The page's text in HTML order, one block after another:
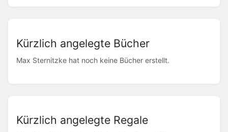
Kürzlich angelegte Bücher
Max Sternitzke hat noch keine Bücher erstellt.
Kürzlich angelegte Regale